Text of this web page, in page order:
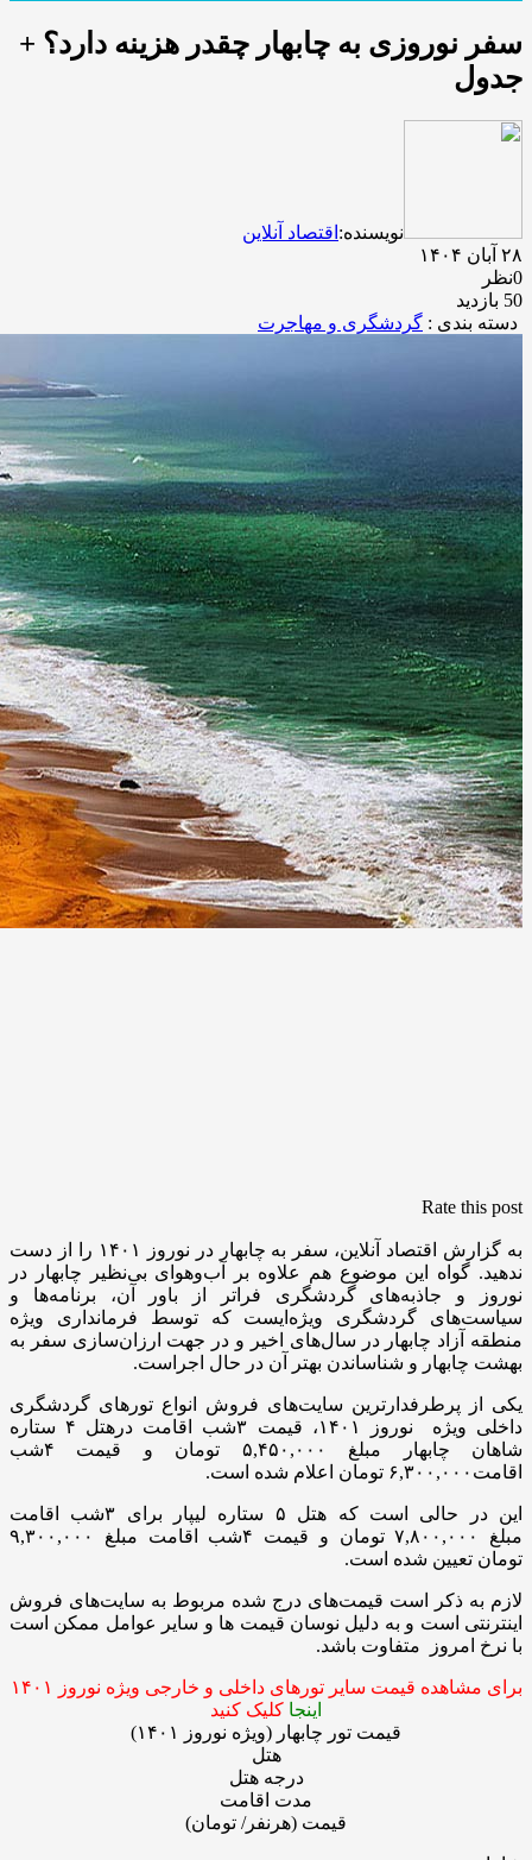
سفر نوروزی به چابهار چقدر هزینه دارد؟ +
جدول
نویسنده: اقتصاد آنلاین
۲۸ آبان ۱۴۰۴
0نظر
50 بازدید
دسته بندی : گردشگری و مهاجرت
Rate this post
به گزارش اقتصاد آنلاین، سفر به چابهار در نوروز ۱۴۰۱ را از دست
ندهید. گواه این موضوع هم علاوه ‌بر آب‌وهوای بی‌نظیر چابهار در
نوروز و جاذبه‌های گردشگری فراتر از باور آن، برنامه‌ها و
سیاست‌های گردشگری ویژه‌ایست که توسط فرمانداری ویژه
منطقه آزاد چابهار در سال‌های اخیر و در جهت ارزان‌سازی سفر به
بهشت چابهار و شناساندن بهتر آن در حال اجراست.
یکی از پرطرفدارترین سایت‌های فروش انواع تورهای گردشگری
داخلی ویژه نوروز ۱۴۰۱، قیمت ۳شب اقامت درهتل ۴ ستاره
شاهان چابهار مبلغ ۵,۴۵۰,۰۰۰ تومان و قیمت ۴شب
اقامت۶,۳۰۰,۰۰۰ تومان اعلام شده است.
این در حالی است که هتل ۵ ستاره لیپار برای ۳شب اقامت
مبلغ ۷,۸۰۰,۰۰۰ تومان و قیمت ۴شب اقامت مبلغ ۹,۳۰۰,۰۰۰
تومان تعیین شده است.
لازم به ذکر است قیمت‌های درج شده مربوط به سایت‌های فروش
اینترنتی است و به دلیل نوسان قیمت ها و سایر عوامل ممکن است
با نرخ امروز متفاوت باشد.
برای مشاهده قیمت سایر تورهای داخلی و خارجی ویژه نوروز ۱۴۰۱
اینجا کلیک کنید
قیمت تور چابهار (ویژه نوروز ۱۴۰۱)
هتل
درجه هتل
مدت اقامت
قیمت (هرنفر/ تومان)